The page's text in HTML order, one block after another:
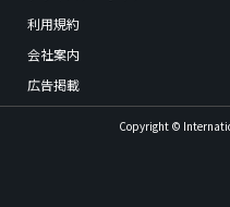
利用規約
会社案内
広告掲載
Copyright ©